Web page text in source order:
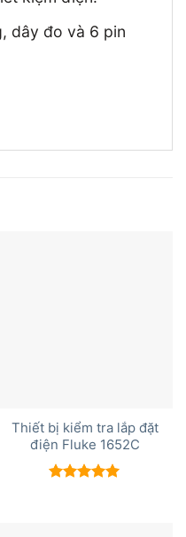
dây đo và 6 pin
Thiết bị kiểm tra lắp đặt
điện Fluke 1652C